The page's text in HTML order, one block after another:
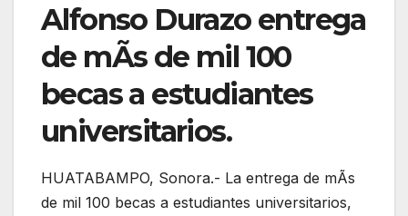
Alfonso Durazo entrega
de mÃs de mil 100
becas a estudiantes
universitarios.
HUATABAMPO, Sonora.- La entrega de mÃs
de mil 100 becas a estudiantes universitarios,